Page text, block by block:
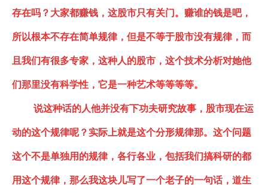
存在吗？ 大家都赚钱，这股市只有关门。赚谁的钱是吧，
所以根本不存在简单规律， 但是不等于股市没有规律，而
且我们有很多专家，这种人的股市，这个技术分析对她他
们那里没有科学性，它是一种艺术等等等等。
说这种话的人他并没有下功夫研究故事，股市现在运
动的这个规律呢？实际上就是这个分形规律那。这个问题
这个不是单独用的规律，各行各业，包括我们搞科研的都
用这个规律，那么我这块儿写了一个老子的一句话， 道生